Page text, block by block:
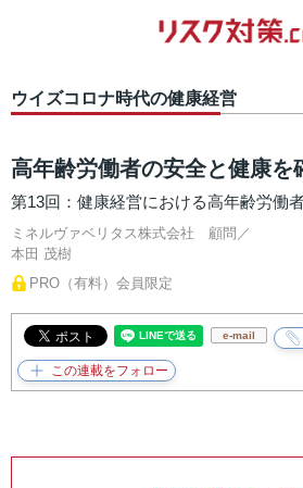
ウイズコロナ時代の健康経営
高年齢労働者の安全と健康を
第13回：健康経営における高年齢労働者
ミネルヴァベリタス株式会社 顧問／
本田 茂樹
PRO（有料）会員限定
e-mail